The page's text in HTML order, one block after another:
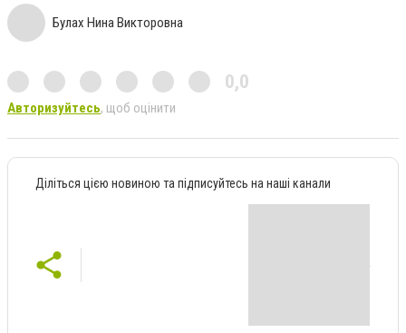
Булах Нина Викторовна
0,0
Авторизуйтесь, щоб оцінити
Діліться цією новиною та підписуйтесь на наші канали